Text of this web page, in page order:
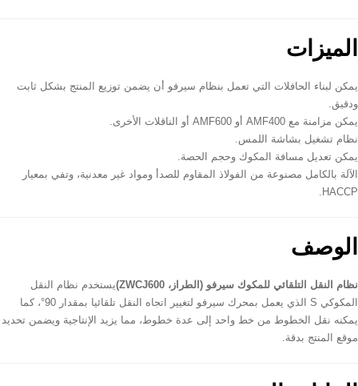
الميزات
يمكن لبناء الحافلات التي تعمل بنظام سيرفو أن يضمن توزيع المنتج بشكل ثابت
ودقيق.
يمكن مزامنة مع AMF400 أو AMF600 أو الناقلات الأخرى.
نظام تشغيل بشاشة اللمس.
يمكن تعديل مسافة المكوك وحجم الحصة.
الآلة بالكامل مصنوعة من الفولاذ المقاوم للصدأ ومواد غير معدنية، وتفي بمعيار
HACCP.
الوصف
نظام النقل التلقائي للمكوك سيرفو (الطراز، ZWCJ600)
يستخدم نظام النقل
المكوكي S الذي يعمل بمحرك سيرفو لتغيير اتجاه النقل تلقائيا بمقدار 90°، كما
يمكنه نقل الخطوط من خط واحد إلى عدة خطوط، مما يزيد الإنتاجية ويضمن تحديد
موقع المنتج بدقة.